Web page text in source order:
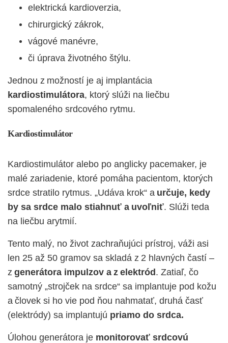
elektrická kardioverzia,
chirurgický zákrok,
vágové manévre,
či úprava životného štýlu.
Jednou z možností je aj implantácia
kardiostimulátora, ktorý slúži na liečbu
spomaleného srdcového rytmu.
Kardiostimulátor
Kardiostimulátor alebo po anglicky pacemaker, je
malé zariadenie, ktoré pomáha pacientom, ktorých
srdce stratilo rytmus. „Udáva krok“ a určuje, kedy
by sa srdce malo stiahnuť a uvoľniť. Slúži teda
na liečbu arytmií.
Tento malý, no život zachraňujúci prístroj, váži asi
len 25 až 50 gramov sa skladá z 2 hlavných častí –
z generátora impulzov a z elektród. Zatiaľ, čo
samotný „strojček na srdce“ sa implantuje pod kožu
a človek si ho vie pod ňou nahmatať, druhá časť
(elektródy) sa implantujú priamo do srdca.
Úlohou generátora je monitorovať srdcovú